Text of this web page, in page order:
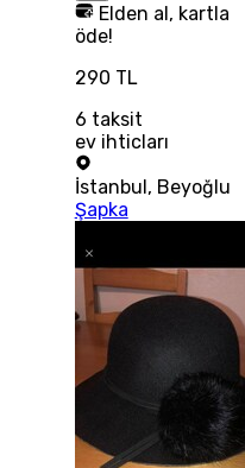
Elden al, kartla
öde!
290 TL
6 taksit
ev ihticları
İstanbul, Beyoğlu
Şapka